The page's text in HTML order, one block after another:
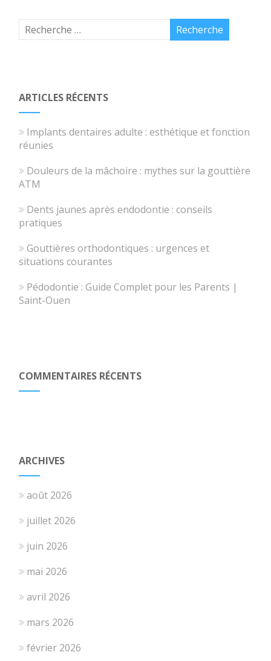
ARTICLES RÉCENTS
Implants dentaires adulte : esthétique et fonction
réunies
Douleurs de la mâchoire : mythes sur la gouttière
ATM
Dents jaunes après endodontie : conseils
pratiques
Gouttières orthodontiques : urgences et
situations courantes
Pédodontie : Guide Complet pour les Parents |
Saint-Ouen
COMMENTAIRES RÉCENTS
ARCHIVES
août 2026
juillet 2026
juin 2026
mai 2026
avril 2026
mars 2026
février 2026